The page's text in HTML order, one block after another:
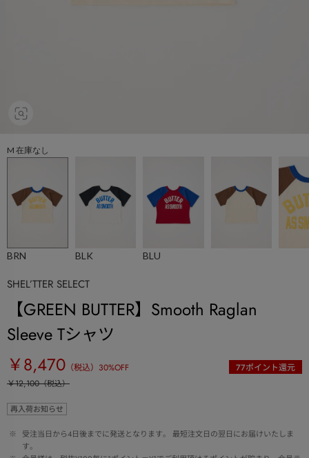
M 在庫なし
BRN BLK BLU
SHEL’TTER SELECT
【GREEN BUTTER】Smooth Raglan
Sleeve Tシャツ
￥8,470 （税込） 30%OFF 77ポイント還元
￥12,100（税込）
再入荷お知らせ
※
受注当日から4日後までに発送となります。 最短注文日の翌日にお届けいたしま
す。